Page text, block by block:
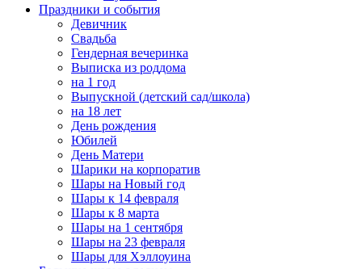
Праздники и события
Девичник
Свадьба
Гендерная вечеринка
Выписка из роддома
на 1 год
Выпускной (детский сад/школа)
на 18 лет
День рождения
Юбилей
День Матери
Шарики на корпоратив
Шары на Новый год
Шары к 14 февраля
Шары к 8 марта
Шары на 1 сентября
Шары на 23 февраля
Шары для Хэллоуина